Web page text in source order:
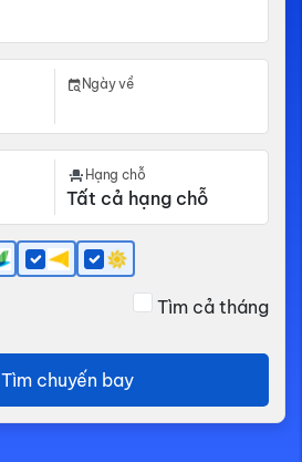
Ngày về
Hạng chỗ
Tìm cả tháng
Tìm chuyến bay